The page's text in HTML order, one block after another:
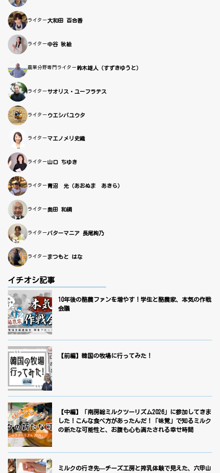
ライター 大和田 百合香
ライター 中谷 秋絵
農業分野専門ライター 鈴木雄人（すずきゆうと）
ライター サオリス・ユーフラテス
ライター ウエシバユウタ
ライター マエノメリ史織
ライター 山口 ちゆき
ライター 青沼 光（あおぬま あきら）
ライター 奥田 和綱
ライター バターマニア 長尾絢乃
ライター まつもと はな
イチオシ記事
10年後の酪農ファンを増やす！学生と酪農家、本気の作戦
会議
【前編】韓国の牧場に行ってみた！
【中編】「南房総ミルクツーリズム2026」に参加してきま
した！こんな食べ方があったんだ！「味覚」で知るミルク
の新たな可能性と、お腹も心も満たされる幸せ時間
ミルクの行き先—チーズ工房と搾乳体験で見えた、六甲山